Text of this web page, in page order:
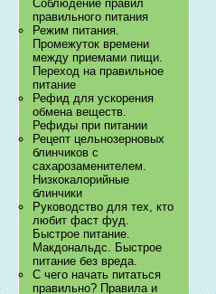
Соблюдение правил
правильного питания
Режим питания.
Промежуток времени
между приемами пищи.
Переход на правильное
питание
Рефид для ускорения
обмена веществ.
Рефиды при питании
Рецепт цельнозерновых
блинчиков с
сахарозаменителем.
Низкокалорийные
блинчики
Руководство для тех, кто
любит фаст фуд.
Быстрое питание.
Макдональдс. Быстрое
питание без вреда.
С чего начать питаться
правильно? Правила и